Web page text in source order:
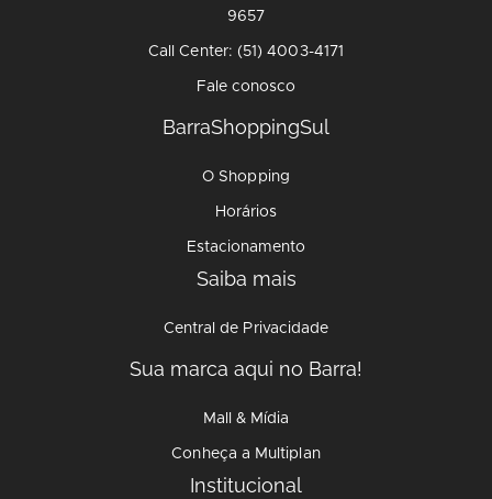
9657
Call Center: (51) 4003-4171
Fale conosco
BarraShoppingSul
O Shopping
Horários
Estacionamento
Saiba mais
Central de Privacidade
Sua marca aqui no Barra!
Mall & Mídia
Conheça a Multiplan
Institucional